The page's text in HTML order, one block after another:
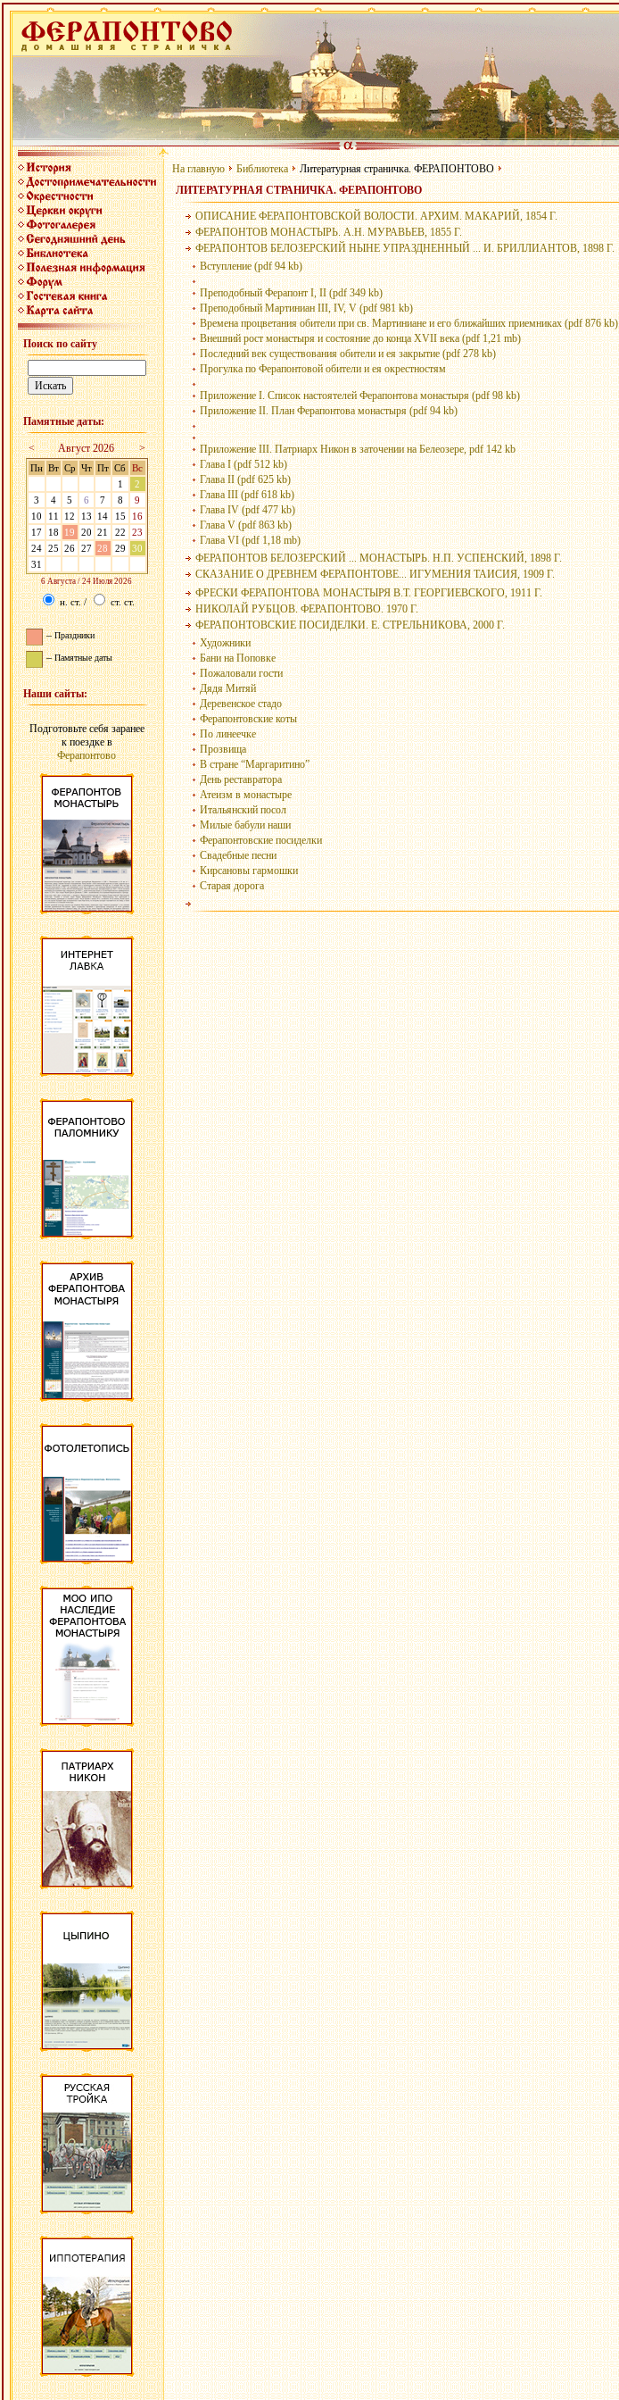
Поиск по сайту
Памятные даты:
< Август 2026 >
Пн Вт Ср Чт Пт Сб Вс
1
2
3
4 5 6 7 8
9
10
11 12 13 14 15
16
17
18 19 20 21 22
23
24
25 26 27 28 29
30
31
6 Августа / 24 Июля 2026
н. ст./ ст. ст.
–Праздники
–Памятные даты
Наши сайты:
Подготовьте себя заранее
к поездке в
Ферапонтово
На главную Библиотека
Литературная страничка. ФЕРАПОНТОВО
ЛИТЕРАТУРНАЯ СТРАНИЧКА. ФЕРАПОНТОВО
ОПИСАНИЕ ФЕРАПОНТОВСКОЙ ВОЛОСТИ. АРХИМ. МАКАРИЙ, 1854 Г.
ФЕРАПОНТОВ МОНАСТЫРЬ. А.Н. МУРАВЬЕВ, 1855 Г.
ФЕРАПОНТОВ БЕЛОЗЕРСКИЙ НЫНЕ УПРАЗДНЕННЫЙ ... И. БРИЛЛИАНТОВ, 1898 Г.
Вступление (pdf 94 kb)
Преподобный Ферапонт I, II (pdf 349 kb)
Преподобный Мартиниан III, IV, V (pdf 981 kb)
Времена процветания обители при св. Мартиниане и его ближайших приемниках (pdf 876 kb)
Внешний рост монастыря и состояние до конца XVII века (pdf 1,21 mb)
Последний век существования обители и ея закрытие (pdf 278 kb)
Прогулка по Ферапонтовой обители и ея окрестностям
Приложение I. Список настоятелей Ферапонтова монастыря (pdf 98 kb)
Приложение II. План Ферапонтова монастыря (pdf 94 kb)
Приложение III. Патриарх Никон в заточении на Белеозере, pdf 142 kb
Глава I (pdf 512 kb)
Глава II (pdf 625 kb)
Глава III (pdf 618 kb)
Глава IV (pdf 477 kb)
Глава V (pdf 863 kb)
Глава VI (pdf 1,18 mb)
ФЕРАПОНТОВ БЕЛОЗЕРСКИЙ ... МОНАСТЫРЬ. Н.П. УСПЕНСКИЙ, 1898 Г.
СКАЗАНИЕ О ДРЕВНЕМ ФЕРАПОНТОВЕ... ИГУМЕНИЯ ТАИСИЯ, 1909 Г.
ФРЕСКИ ФЕРАПОНТОВА МОНАСТЫРЯ В.Т. ГЕОРГИЕВСКОГО, 1911 Г.
НИКОЛАЙ РУБЦОВ. ФЕРАПОНТОВО. 1970 Г.
ФЕРАПОНТОВСКИЕ ПОСИДЕЛКИ. Е. СТРЕЛЬНИКОВА, 2000 Г.
Художники
Бани на Поповке
Пожаловали гости
Дядя Митяй
Деревенское стадо
Ферапонтовские коты
По линеечке
Прозвища
В стране “Маргаритино”
День реставратора
Атеизм в монастыре
Итальянский посол
Милые бабули наши
Ферапонтовские посиделки
Свадебные песни
Кирсановы гармошки
Старая дорога